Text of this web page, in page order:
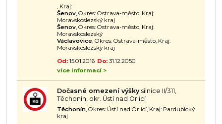
, Kraj:
Šenov, Okres: Ostrava-město, Kraj:
Moravskoslezský kraj
Šenov, Okres: Ostrava-město, Kraj:
Moravskoslezský
Václavovice, Okres: Ostrava-město, Kraj:
Moravskoslezský kraj
Od:15.01.2016 Do: 31.12.2050
více informací >
Dočasné omezení výškysilnice II/311,
Těchonín, okr. Ústí nad Orlicí
Těchonín, Okres: Ústí nad Orlicí, Kraj: Pardubický
kraj